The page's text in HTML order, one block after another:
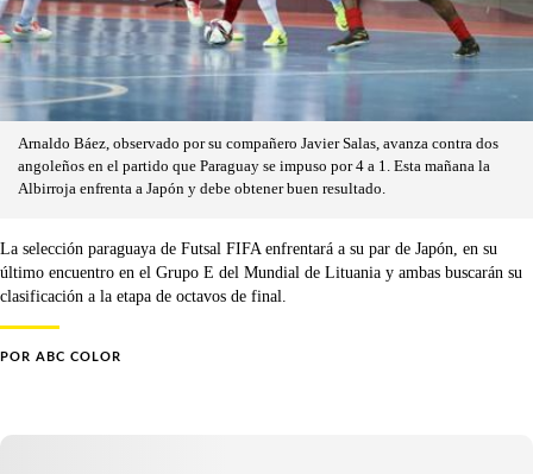
Arnaldo Báez, observado por su compañero Javier Salas, avanza contra dos
angoleños en el partido que Paraguay se impuso por 4 a 1. Esta mañana la
Albirroja enfrenta a Japón y debe obtener buen resultado.
La selección paraguaya de Futsal FIFA enfrentará a su par de Japón, en su
último encuentro en el Grupo E del Mundial de Lituania y ambas buscarán su
clasificación a la etapa de octavos de final.
POR ABC COLOR